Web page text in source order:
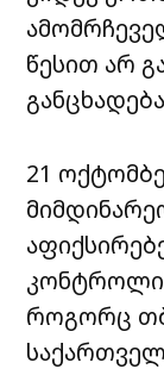
წესით არ
21
როგორც